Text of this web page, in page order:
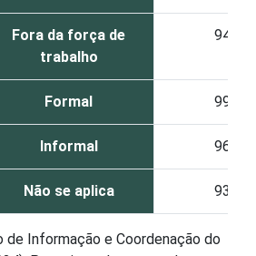
Fora da força de
trabalho
94
Formal 99
Informal 96
Não se aplica 93
de Informação e Coordenação do